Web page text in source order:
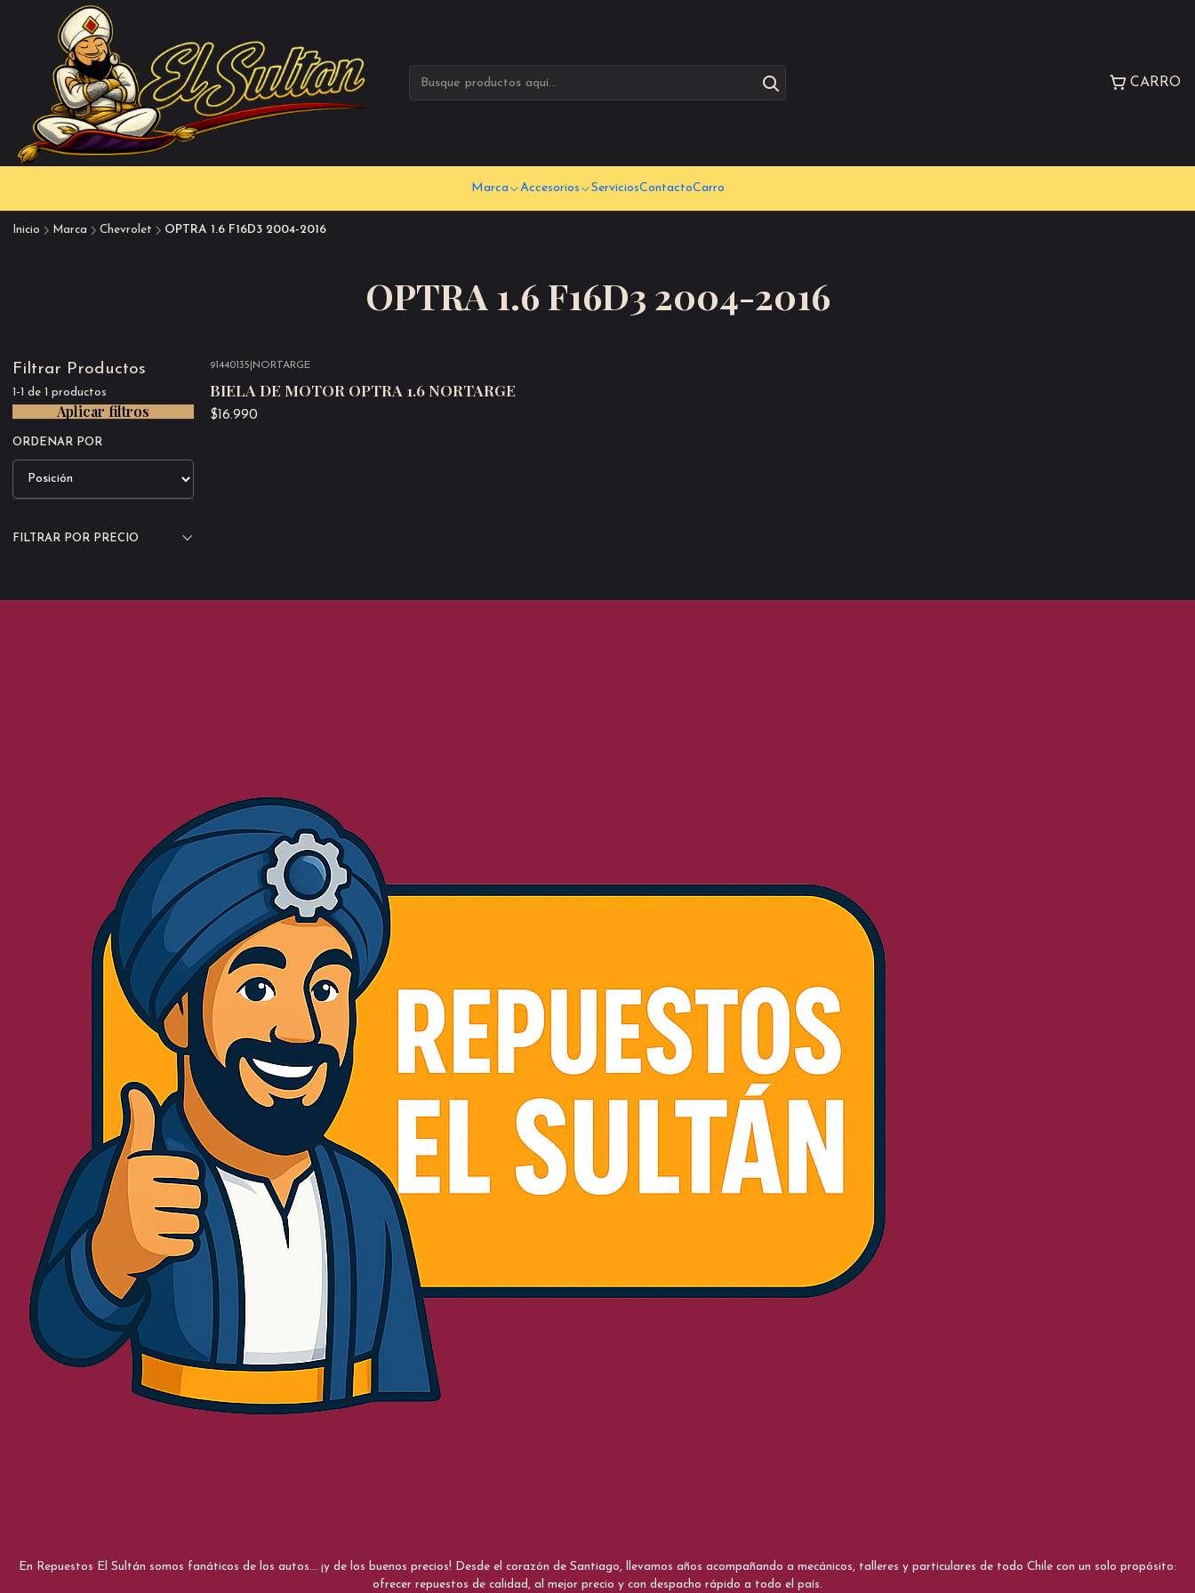
CARRO
Marca Accesorios ServiciosContactoCarro
Inicio Marca Chevrolet OPTRA 1.6 F16D3 2004-2016
OPTRA 1.6 F16D3 2004-2016
Filtrar Productos
1-1 de 1 productos
Aplicar filtros
ORDENAR POR
FILTRAR POR PRECIO
91440135 NORTARGE
BIELA DE MOTOR OPTRA 1.6 NORTARGE
$16.990
En Repuestos El Sultán somos fanáticos de los autos... ¡y de los buenos precios! Desde el corazón de Santiago, llevamos años acompañando a mecánicos, talleres y particulares de todo Chile con un solo propósito:
ofrecer repuestos de calidad, al mejor precio y con despacho rápido a todo el país.